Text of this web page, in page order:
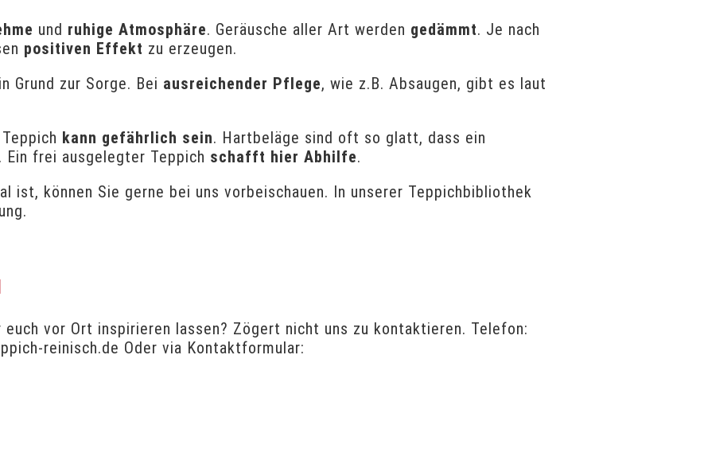
und ruhige Atmosphäre. Geräusche aller Art werden gedämmt. Je nach
positiven Effekt zu erzeugen.
Grund zur Sorge. Bei ausreichender Pflege, wie z.B. Absaugen, gibt es laut
kann gefährlich sein. Hartbeläge sind oft so glatt, dass ein
frei ausgelegter Teppich schafft hier Abhilfe.
ist, können Sie gerne bei uns vorbeischauen. In unserer Teppichbibliothek
vor Ort inspirieren lassen? Zögert nicht uns zu kontaktieren. Telefon:
reinisch.de Oder via Kontaktformular: